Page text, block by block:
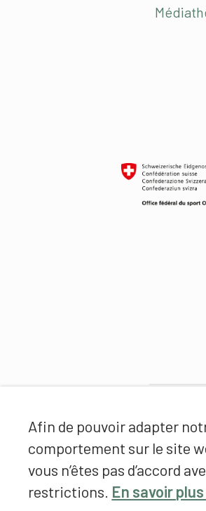
Afin de pouvoir adapter
comportement sur le site
vous n’êtes pas d’accord
restrictions. En savoir